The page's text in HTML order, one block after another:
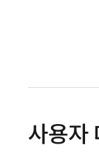
사용자